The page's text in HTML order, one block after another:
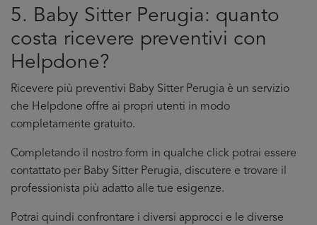
5. Baby Sitter Perugia: quanto
costa ricevere preventivi con
Helpdone?
Ricevere più preventivi Baby Sitter Perugia è un servizio
che Helpdone offre ai propri utenti in modo
completamente gratuito.
Completando il nostro form in qualche click potrai essere
contattato per Baby Sitter Perugia, discutere e trovare il
professionista più adatto alle tue esigenze.
Potrai quindi confrontare i diversi approcci e le diverse